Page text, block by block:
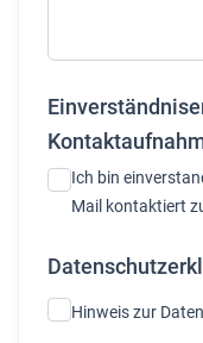
Ich bin
Mail kontaktiert
Hinweis zur